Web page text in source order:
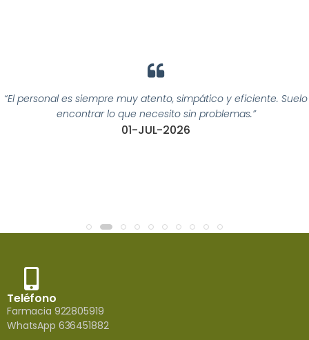
“El personal es siempre muy atento, simpático y eficiente. Suelo
encontrar lo que necesito sin problemas.”
01-JUL-2026
Teléfono
Farmacia 922805919
WhatsApp 636451882